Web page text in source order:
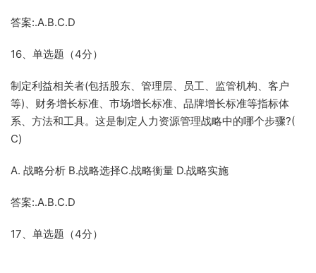
答案:.A.B.C.D
16、单选题（4分）
制定利益相关者(包括股东、管理层、员工、监管机构、客户
等)、财务增长标准、市场增长标准、品牌增长标准等指标体
系、方法和工具。这是制定人力资源管理战略中的哪个步骤?(
C)
A. 战略分析 B.战略选择C.战略衡量 D.战略实施
答案:.A.B.C.D
17、单选题（4分）